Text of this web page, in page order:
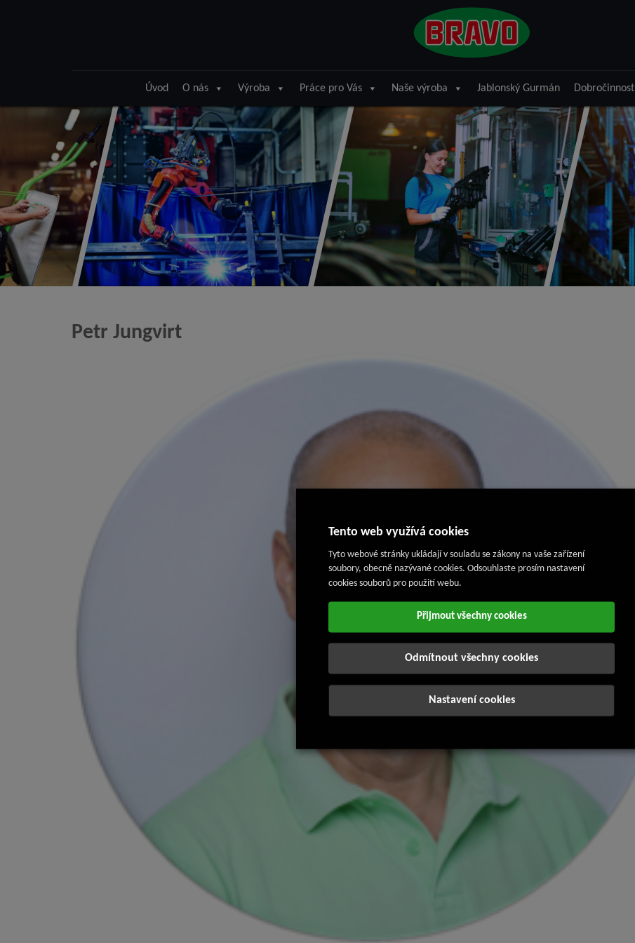
Úvod O nás Výroba Práce pro Vás Naše výroba Jablonský Gurmán Dobročinnost
Petr Jungvirt
Tento web využívá cookies
Tyto webové stránky ukládají v souladu se zákony na vaše zařízení
soubory, obecně nazývané cookies. Odsouhlaste prosím nastavení
cookies souborů pro použití webu.
Přijmout všechny cookies
Odmítnout všechny cookies
Nastavení cookies